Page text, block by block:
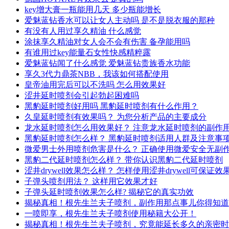
key增大膏一瓶能用几天 多少瓶能增长
爱魅蓝钻香水可以让女人主动吗 是不是脱衣服的那种
有没有人用过享久精油 什么感觉
涂抹享久精油对女人会不会有伤害 备孕能用吗
有谁用过key能量石女性快感精粹露
爱魅蓝钻闻了什么感觉 爱魅蓝钻贵族香水功能
享久3代力鼎茶NBB，我该如何搭配使用
皇帝油用完后可以不洗吗 怎么用效果好
涩井延时喷剂会引起勃起困难吗
黑豹延时喷剂好用吗 黑豹延时喷剂有什么作用？
久皇延时喷剂有效果吗？ 为您分析产品的主要成分
龙水延时喷剂怎么用效果好？ 注意龙水延时喷剂的副作用
黑豹延时喷剂怎么样？ 黑豹延时喷剂适用人群及注意事
微爱男士外用喷剂危害是什么？ 正确使用微爱安全无副
黑豹二代延时喷剂怎么样？ 带你认识黑豹二代延时喷剂
涩井drywell效果怎么样？ 怎样使用涩井drywell可保证效
子弹头喷剂用法？ 这样用它效果才好
子弹头延时喷剂效果怎么样? 揭秘它的真实功效
揭秘真相！根先生兰夫子喷剂，副作用那点事儿你得知道
一喷即享，根先生兰夫子喷剂使用秘籍大公开！
揭秘真相！根先生兰夫子喷剂，究竟能延长多久的亲密时